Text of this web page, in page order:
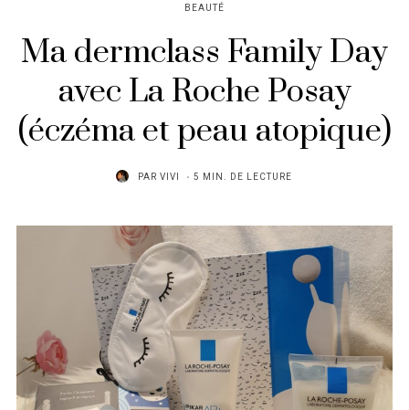
BEAUTÉ
Ma dermclass Family Day
avec La Roche Posay
(éczéma et peau atopique)
PAR VIVI 5 MIN. DE LECTURE